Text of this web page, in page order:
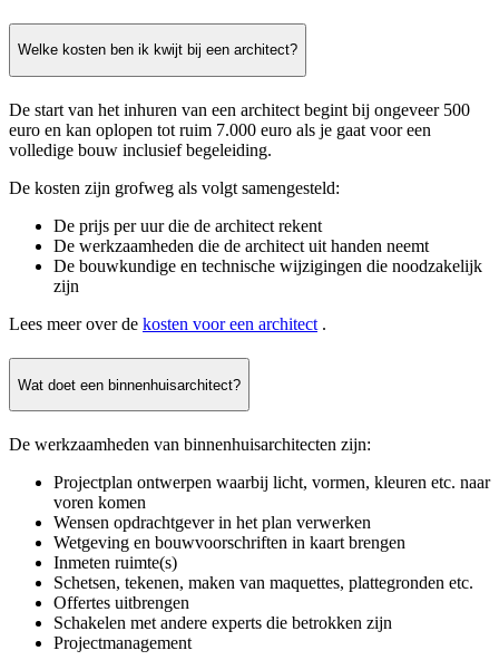
Welke kosten ben ik kwijt bij een architect?
De start van het inhuren van een architect begint bij ongeveer 500
euro en kan oplopen tot ruim 7.000 euro als je gaat voor een
volledige bouw inclusief begeleiding.
De kosten zijn grofweg als volgt samengesteld:
De prijs per uur die de architect rekent
De werkzaamheden die de architect uit handen neemt
De bouwkundige en technische wijzigingen die noodzakelijk
zijn
Lees meer over de kosten voor een architect .
Wat doet een binnenhuisarchitect?
De werkzaamheden van binnenhuisarchitecten zijn:
Projectplan ontwerpen waarbij licht, vormen, kleuren etc. naar
voren komen
Wensen opdrachtgever in het plan verwerken
Wetgeving en bouwvoorschriften in kaart brengen
Inmeten ruimte(s)
Schetsen, tekenen, maken van maquettes, plattegronden etc.
Offertes uitbrengen
Schakelen met andere experts die betrokken zijn
Projectmanagement